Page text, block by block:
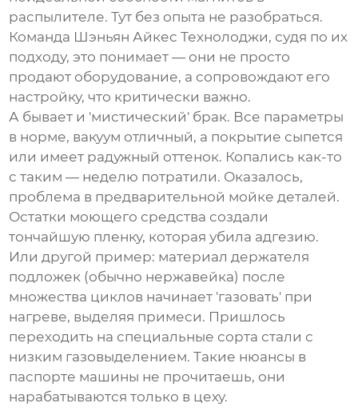
распылителе. Тут без опыта не разобраться.
Команда Шэньян Айкес Технолоджи, судя по их
подходу, это понимает — они не просто
продают оборудование, а сопровождают его
настройку, что критически важно.
А бывает и 'мистический' брак. Все параметры
в норме, вакуум отличный, а покрытие сыпется
или имеет радужный оттенок. Копались как-то
с таким — неделю потратили. Оказалось,
проблема в предварительной мойке деталей.
Остатки моющего средства создали
тончайшую пленку, которая убила адгезию.
Или другой пример: материал держателя
подложек (обычно нержавейка) после
множества циклов начинает 'газовать' при
нагреве, выделяя примеси. Пришлось
переходить на специальные сорта стали с
низким газовыделением. Такие нюансы в
паспорте машины не прочитаешь, они
нарабатываются только в цеху.